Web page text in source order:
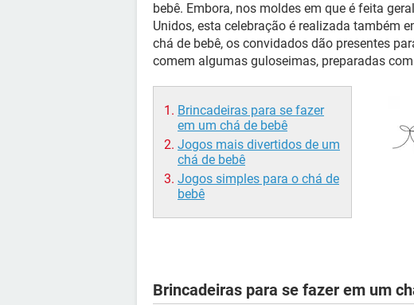
bebê. Embora, nos moldes em que é feita
Unidos, esta celebração é realizada também
chá de bebê, os convidados dão presentes
comem algumas guloseimas, preparadas
Brincadeiras para se fazer
em um chá de bebê
Jogos mais divertidos de um
chá de bebê
Jogos simples para o chá de
bebê
Brincadeiras para se fazer em um